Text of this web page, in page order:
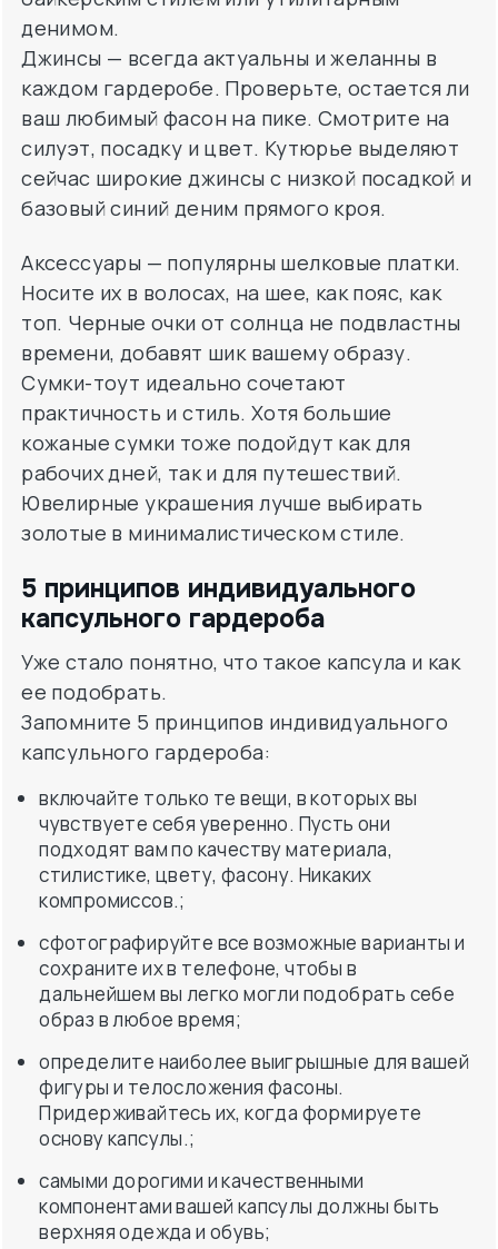
денимом.
Джинсы — всегда актуальны и желанны в
каждом гардеробе. Проверьте, остается ли
ваш любимый фасон на пике. Смотрите на
силуэт, посадку и цвет. Кутюрье выделяют
сейчас широкие джинсы с низкой посадкой и
базовый синий деним прямого кроя.
Аксессуары — популярны шелковые платки.
Носите их в волосах, на шее, как пояс, как
топ. Черные очки от солнца не подвластны
времени, добавят шик вашему образу.
Сумки-тоут идеально сочетают
практичность и стиль. Хотя большие
кожаные сумки тоже подойдут как для
рабочих дней, так и для путешествий.
Ювелирные украшения лучше выбирать
золотые в минималистическом стиле.
5 принципов индивидуального
капсульного гардероба
Уже стало понятно, что такое капсула и как
ее подобрать.
Запомните 5 принципов индивидуального
капсульного гардероба:
включайте только те вещи, в которых вы
чувствуете себя уверенно. Пусть они
подходят вам по качеству материала,
стилистике, цвету, фасону. Никаких
компромиссов.;
сфотографируйте все возможные варианты и
сохраните их в телефоне, чтобы в
дальнейшем вы легко могли подобрать себе
образ в любое время;
определите наиболее выигрышные для вашей
фигуры и телосложения фасоны.
Придерживайтесь их, когда формируете
основу капсулы.;
самыми дорогими и качественными
компонентами вашей капсулы должны быть
верхняя одежда и обувь;